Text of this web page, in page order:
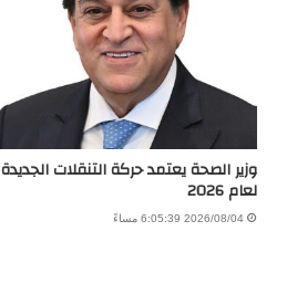
وزير الصحة يعتمد حركة التنقلات الجديدة
لعام 2026
2026/08/04 6:05:39 مساءً